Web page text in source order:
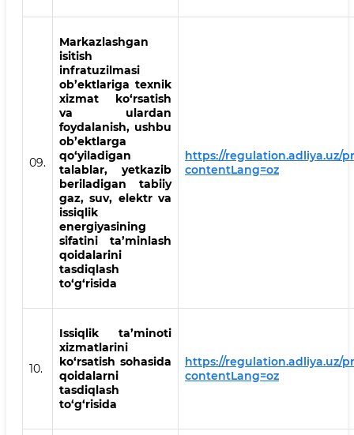
09.
Markazlashgan
isitish
infratuzilmasi
ob’ektlariga texnik
xizmat ko‘rsatish
va ulardan
foydalanish, ushbu
ob’ektlarga
qo‘yiladigan
talablar, yetkazib
beriladigan tabiiy
gaz, suv, elektr va
issiqlik
energiyasining
sifatini ta’minlash
qoidalarini
tasdiqlash
to‘g‘risida
https://regulation.adliya.uz/
contentLang=oz
10.
Issiqlik ta’minoti
xizmatlarini
ko‘rsatish sohasida
qoidalarni
tasdiqlash
to‘g‘risida
https://regulation.adliya.uz/
contentLang=oz